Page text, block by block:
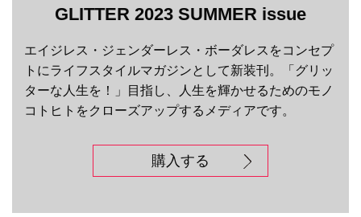
GLITTER 2023 SUMMER issue
エイジレス・ジェンダーレス・ボーダレスをコンセプ
トにライフスタイルマガジンとして新装刊。「グリッ
ターな人生を！」目指し、人生を輝かせるためのモノ
コトヒトをクローズアップするメディアです。
購入する